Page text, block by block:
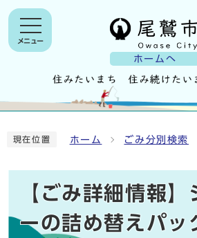
ホームへ
メニュー
現在位置 ホーム ごみ分別検索
【ごみ詳細情報】
ーの詰め替えパッ